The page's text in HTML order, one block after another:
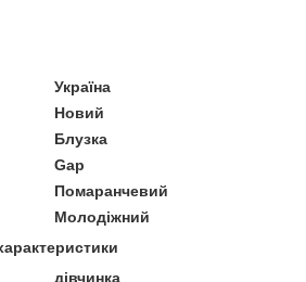
Україна
Новий
Блузка
Gap
Помаранчевий
Молодіжний
дівчинка